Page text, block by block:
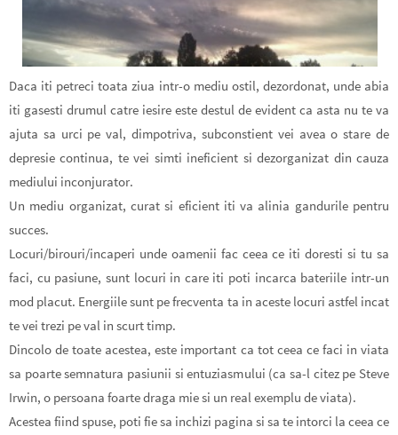
Daca iti petreci toata ziua intr-o mediu ostil, dezordonat, unde abia
iti gasesti drumul catre iesire este destul de evident ca asta nu te va
ajuta sa urci pe val, dimpotriva, subconstient vei avea o stare de
depresie continua, te vei simti ineficient si dezorganizat din cauza
mediului inconjurator.
Un mediu organizat, curat si eficient iti va alinia gandurile pentru
succes.
Locuri/birouri/incaperi unde oamenii fac ceea ce iti doresti si tu sa
faci, cu pasiune, sunt locuri in care iti poti incarca bateriile intr-un
mod placut. Energiile sunt pe frecventa ta in aceste locuri astfel incat
te vei trezi pe val in scurt timp.
Dincolo de toate acestea, este important ca tot ceea ce faci in viata
sa poarte semnatura pasiunii si entuziasmului (ca sa-l citez pe Steve
Irwin, o persoana foarte draga mie si un real exemplu de viata).
Acestea fiind spuse, poti fie sa inchizi pagina si sa te intorci la ceea ce